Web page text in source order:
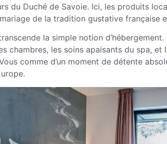
du Duché de Savoie. Ici, les produits
de la tradition gustative française
la simple notion
chambres, les soins apaisants du spa,
comme d’un moment de détente